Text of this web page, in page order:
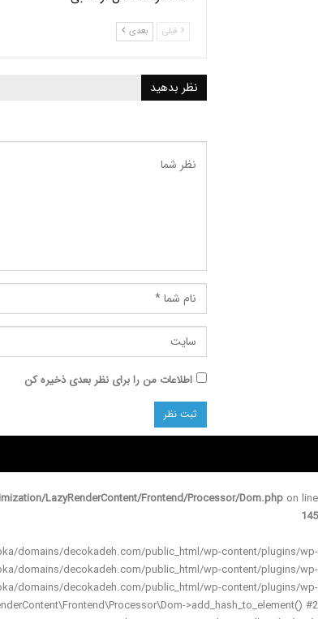
قبلی بعدی
نظر بدهید
اطلاعات من را برای نظر بعدی ذخیره کن
LazyRenderContent/Frontend/Processor/Dom.php on line
145
domains/decokadeh.com/public_html/wp-content/plugins/wp-
domains/decokadeh.com/public_html/wp-content/plugins/wp-
domains/decokadeh.com/public_html/wp-content/plugins/wp-
>add_hash_to_element() #2